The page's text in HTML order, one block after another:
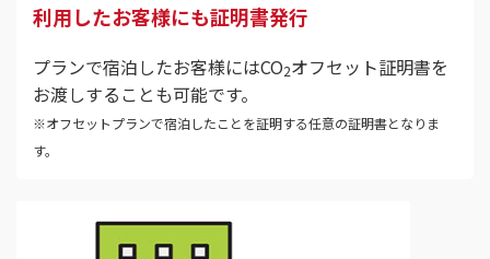
利用したお客様にも証明書発行
プランで宿泊したお客様にはCO2オフセット証明書を
お渡しすることも可能です。
※オフセットプランで宿泊したことを証明する任意の証明書となりま
す。